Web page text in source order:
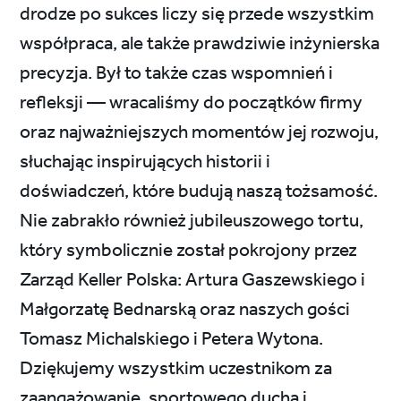
drodze po sukces liczy się przede wszystkim
współpraca, ale także prawdziwie inżynierska
precyzja. Był to także czas wspomnień i
refleksji — wracaliśmy do początków firmy
oraz najważniejszych momentów jej rozwoju,
słuchając inspirujących historii i
doświadczeń, które budują naszą tożsamość.
Nie zabrakło również jubileuszowego tortu,
który symbolicznie został pokrojony przez
Zarząd Keller Polska: Artura Gaszewskiego i
Małgorzatę Bednarską oraz naszych gości
Tomasz Michalskiego i Petera Wytona.
Dziękujemy wszystkim uczestnikom za